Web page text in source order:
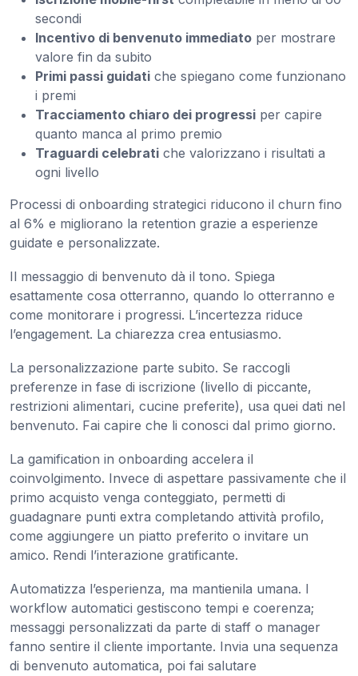
secondi
Incentivo di benvenuto immediato per mostrare
valore fin da subito
Primi passi guidati che spiegano come funzionano
i premi
Tracciamento chiaro dei progressi per capire
quanto manca al primo premio
Traguardi celebrati che valorizzano i risultati a
ogni livello
Processi di onboarding strategici riducono il churn fino
al 6% e migliorano la retention grazie a esperienze
guidate e personalizzate.
Il messaggio di benvenuto dà il tono. Spiega
esattamente cosa otterranno, quando lo otterranno e
come monitorare i progressi. L’incertezza riduce
l’engagement. La chiarezza crea entusiasmo.
La personalizzazione parte subito. Se raccogli
preferenze in fase di iscrizione (livello di piccante,
restrizioni alimentari, cucine preferite), usa quei dati nel
benvenuto. Fai capire che li conosci dal primo giorno.
La gamification in onboarding accelera il
coinvolgimento. Invece di aspettare passivamente che il
primo acquisto venga conteggiato, permetti di
guadagnare punti extra completando attività profilo,
come aggiungere un piatto preferito o invitare un
amico. Rendi l’interazione gratificante.
Automatizza l’esperienza, ma mantienila umana. I
workflow automatici gestiscono tempi e coerenza;
messaggi personalizzati da parte di staff o manager
fanno sentire il cliente importante. Invia una sequenza
di benvenuto automatica, poi fai salutare